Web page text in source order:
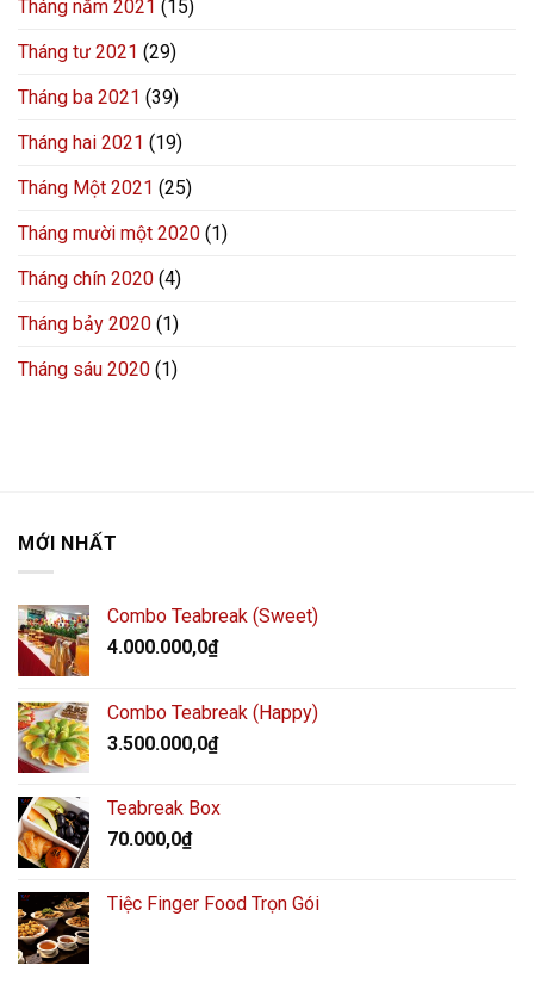
Tháng năm 2021 (15)
Tháng tư 2021 (29)
Tháng ba 2021 (39)
Tháng hai 2021 (19)
Tháng Một 2021 (25)
Tháng mười một 2020 (1)
Tháng chín 2020 (4)
Tháng bảy 2020 (1)
Tháng sáu 2020 (1)
MỚI NHẤT
Combo Teabreak (Sweet)
4.000.000,0₫
Combo Teabreak (Happy)
3.500.000,0₫
Teabreak Box
70.000,0₫
Tiệc Finger Food Trọn Gói